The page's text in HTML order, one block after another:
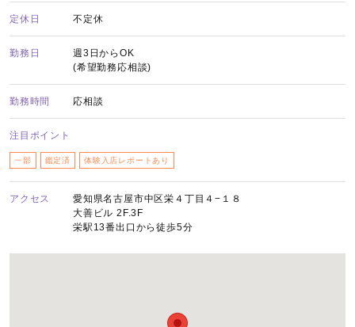
定休日 不定休
勤務日
週3日からOK
(希望勤務応相談)
勤務時間 応相談
注目ポイント
一部 鑑定済 体験入店レポートあり
アクセス
愛知県名古屋市中区栄４丁目４−１８
大善ビル 2F.3F
栄駅13番出口から徒歩5分